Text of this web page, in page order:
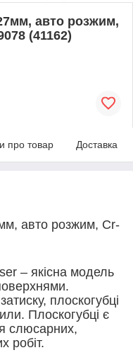
авто розжим,
(41162)
про товар Доставка
авто розжим, Cr-
– якісна модель
затиску, плоскогубці
Плоскогубці є
слюсарних,
робіт.